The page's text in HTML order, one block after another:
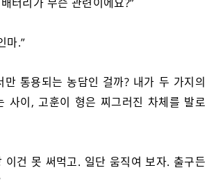
마.”
만 통용되는 농담인 걸까? 내가 두 가지의
사이, 고훈이 형은 찌그러진 차체를 발로
이건 못 써먹고. 일단 움직여 보자. 출구든